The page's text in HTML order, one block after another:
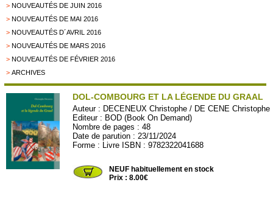
> NOUVEAUTÉS DE JUIN 2016
> NOUVEAUTÉS DE MAI 2016
> NOUVEAUTÉS D´AVRIL 2016
> NOUVEAUTÉS DE MARS 2016
> NOUVEAUTÉS DE FÉVRIER 2016
> ARCHIVES
DOL-COMBOURG ET LA LÉGENDE DU GRAAL
Auteur : DECENEUX Christophe / DE CENE Christophe
Editeur : BOD (Book On Demand)
Nombre de pages : 48
Date de parution : 23/11/2024
Forme : Livre ISBN : 9782322041688
NEUF habituellement en stock
Prix : 8.00€